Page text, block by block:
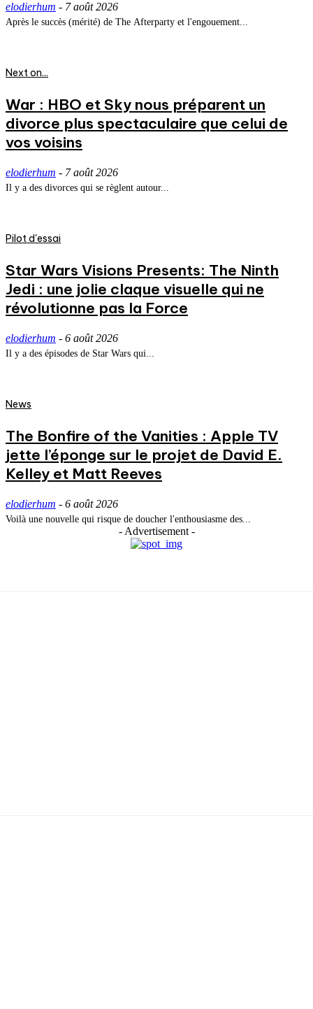
elodierhum - 7 août 2026
Après le succès (mérité) de The Afterparty et l'engouement...
Next on...
War : HBO et Sky nous préparent un
divorce plus spectaculaire que celui de
vos voisins
elodierhum - 7 août 2026
Il y a des divorces qui se règlent autour...
Pilot d'essai
Star Wars Visions Presents: The Ninth
Jedi : une jolie claque visuelle qui ne
révolutionne pas la Force
elodierhum - 6 août 2026
Il y a des épisodes de Star Wars qui...
News
The Bonfire of the Vanities : Apple TV
jette l’éponge sur le projet de David E.
Kelley et Matt Reeves
elodierhum - 6 août 2026
Voilà une nouvelle qui risque de doucher l'enthousiasme des...
- Advertisement -